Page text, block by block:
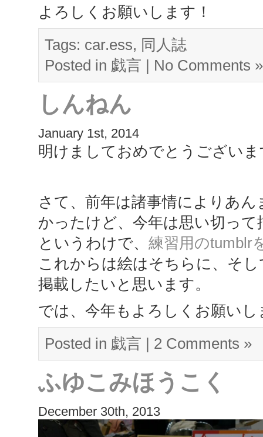
よろしくお願いします！
Tags: car.ess, 同人誌
Posted in 戯言 | No Comments »
しんねん
January 1st, 2014
明けましておめでとうございま
さて、前年は諸事情によりあ
かったけど、今年は思い切って
というわけで、 練習用のtumblr
これからは絵はそちらに、そ
掲載したいと思います。
では、今年もよろしくお願いし
Posted in 戯言 | 2 Comments »
ふゆこみほうこく
December 30th, 2013